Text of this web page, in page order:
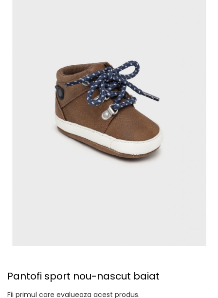
Pantofi sport nou-nascut baiat
Fii primul care evalueaza acest produs.